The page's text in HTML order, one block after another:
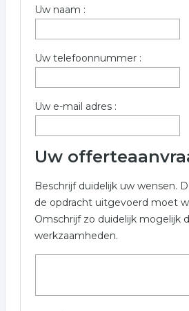
Trefwoorden:
platenmaatschappij
platen maatschappij
muzieklabel
Uw naam :
Uw telefoonnummer :
Uw e-mail adres :
Uw
Beschrijf duidelijk uw wensen.
de opdracht uitgevoerd moet
Omschrijf zo duidelijk mogelijk
werkzaamheden.